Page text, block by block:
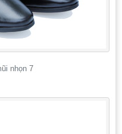
nhọn 7